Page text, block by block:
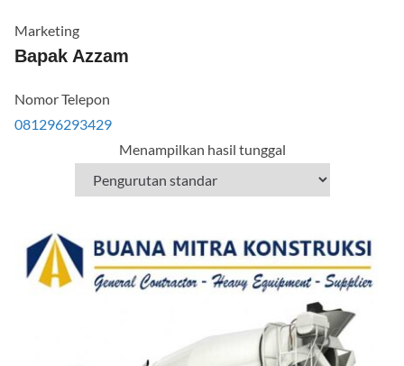
Marketing
Bapak Azzam
Nomor Telepon
081296293429
Menampilkan hasil tunggal